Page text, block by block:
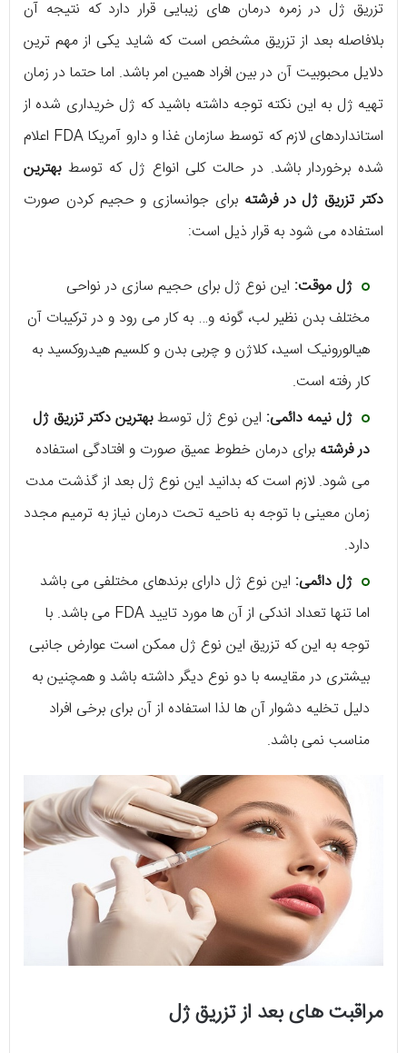
تزریق ژل در زمره درمان های زیبایی قرار دارد که نتیجه آن
بلافاصله بعد از تزریق مشخص است که شاید یکی از مهم ترین
دلایل محبوبیت آن در بین افراد همین امر باشد. اما حتما در زمان
تهیه ژل به این نکته توجه داشته باشید که ژل خریداری شده از
استانداردهای لازم که توسط سازمان غذا و دارو آمریکا FDA اعلام
شده برخوردار باشد. در حالت کلی انواع ژل که توسطبهترین
دکتر تزریق ژل در فرشته برای جوانسازی و حجیم کردن صورت
استفاده می شود به قرار ذیل است:
ژل موقت: این نوع ژل برای حجیم سازی در نواحی
مختلف بدن نظیر لب، گونه و… به کار می رود و در ترکیبات آن
هیالورونیک اسید، کلاژن و چربی بدن و کلسیم هیدروکسید به
کار رفته است.
ژل نیمه دائمی: این نوع ژل توسطبهترین دکتر تزریق ژل
در فرشته برای درمان خطوط عمیق صورت و افتادگی استفاده
می شود. لازم است که بدانید این نوع ژل بعد از گذشت مدت
زمان معینی با توجه به ناحیه تحت درمان نیاز به ترمیم مجدد
دارد.
ژل دائمی: این نوع ژل دارای برندهای مختلفی می باشد
اما تنها تعداد اندکی از آن ها مورد تایید FDA می باشد. با
توجه به این که تزریق این نوع ژل ممکن است عوارض جانبی
بیشتری در مقایسه با دو نوع دیگر داشته باشد و همچنین به
دلیل تخلیه دشوار آن ها لذا استفاده از آن برای برخی افراد
مناسب نمی باشد.
مراقبت های بعد از تزریق ژل